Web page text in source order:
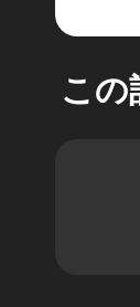
この